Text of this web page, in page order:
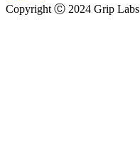
Copyright Ⓒ 2024 Grip